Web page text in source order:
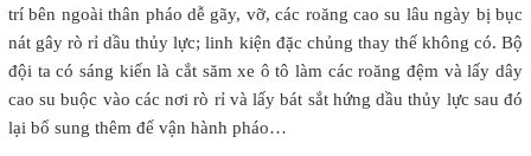
trí bên ngoài thân pháo dễ gãy, vỡ, các roăng cao su lâu ngày bị bục
nát gây rò rỉ dầu thủy lực; linh kiện đặc chủng thay thế không có. Bộ
đội ta có sáng kiến là cắt săm xe ô tô làm các roăng đệm và lấy dây
cao su buộc vào các nơi rò rỉ và lấy bát sắt hứng dầu thủy lực sau đó
lại bổ sung thêm để vận hành pháo…